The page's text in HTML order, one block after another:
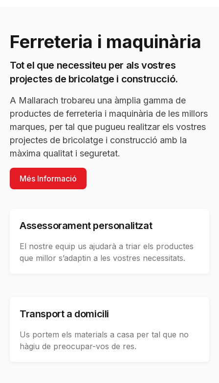
Ferreteria i maquinària
Tot el que necessiteu per als vostres
projectes de bricolatge i construcció.
A Mallarach trobareu una àmplia gamma de
productes de ferreteria i maquinària de les millors
marques, per tal que pugueu realitzar els vostres
projectes de bricolatge i construcció amb la
màxima qualitat i seguretat.
Més Informació
Assessorament personalitzat
El nostre equip us ajudarà a triar els productes
que millor s’adaptin a les vostres necessitats.
Transport a domicili
Us portem els materials a casa per tal que no
hàgiu de preocupar-vos de res.